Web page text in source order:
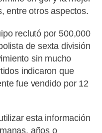
entre otros aspectos.
reclutó por 500,000
de sexta división
sin mucho
indicaron que
fue vendido por 12
esta información
años o